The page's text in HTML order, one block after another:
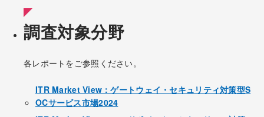
調査対象分野
各レポートをご参照ください。
ITR Market View：ゲートウェイ・セキュリティ対策型S
OCサービス市場2024